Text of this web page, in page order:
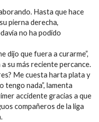
Hasta que hace
pierna derecha,
no ha podido
dijo que fuera a curarme”,
su más reciente percance.
Me cuesta harta plata y
tengo nada”, lamenta
accidente gracias a que
compañeros de la liga